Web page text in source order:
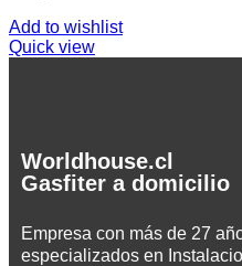
Add to wishlist
Quick view
Worldhouse.cl
Gasfiter a domicilio
Empresa con más de 27
especializados en